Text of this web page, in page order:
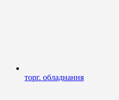
торг. обладнання